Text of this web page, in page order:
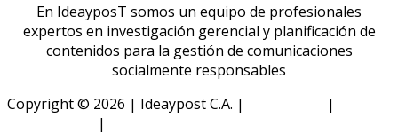
En IdeayposT somos un equipo de profesionales
expertos en investigación gerencial y planificación de
contenidos para la gestión de comunicaciones
socialmente responsables
Copyright © 2026 | Ideaypost C.A. |
|
|